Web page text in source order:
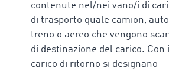
contenute nel/nei vano/i di
di trasporto quale camion,
treno o aereo che vengono
di destinazione del carico.
carico di ritorno si designano